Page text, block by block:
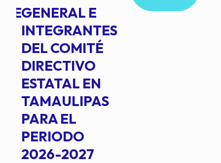
GENERAL E
INTEGRANTES
DEL COMITÉ
DIRECTIVO
ESTATAL EN
TAMAULIPAS
PARA EL
PERIODO
2026-2027